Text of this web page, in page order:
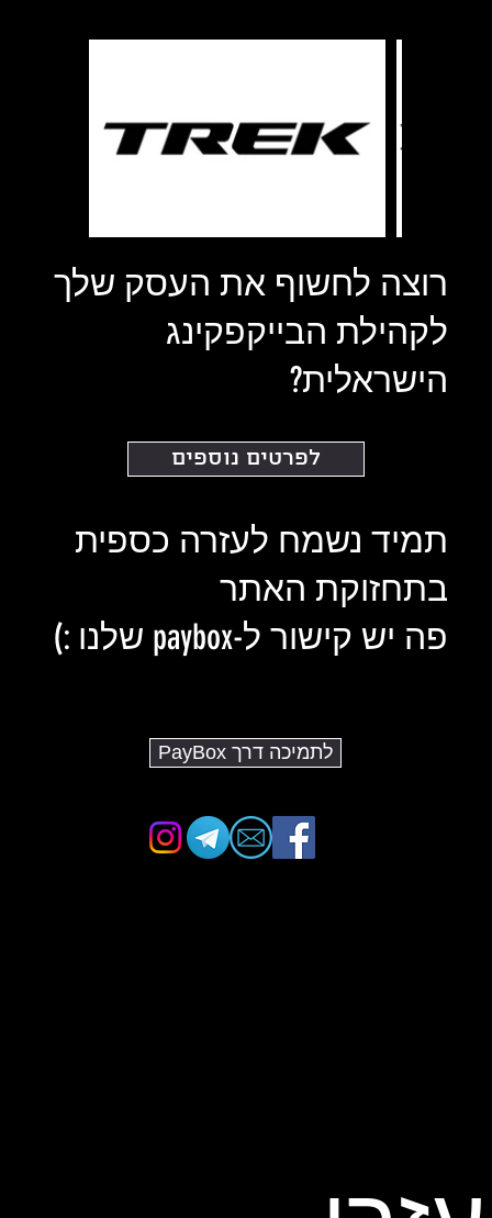
תמיד נשמח לעזרה כספית
בתחזוקת האתר
פה יש קישור ל-paybox שלנו :)
לתמיכה דרך PayBox
רוצה לחשוף את העסק שלך
לקהילת הבייקפקינג
הישראלית?
לפרטים נוספים